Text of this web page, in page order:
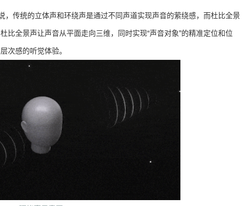
，传统的立体声和环绕声是通过不同声道实现声音的萦绕感，而杜比全景
比全景声让声音从平面走向三维，同时实现“声音对象”的精准定位和位
次感的听觉体验。